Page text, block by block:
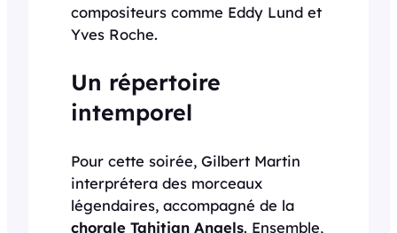
compositeurs comme Eddy Lund et
Yves Roche.
Un répertoire
intemporel
Pour cette soirée, Gilbert Martin
interprétera des morceaux
légendaires, accompagné de la
chorale Tahitian Angels. Ensemble,